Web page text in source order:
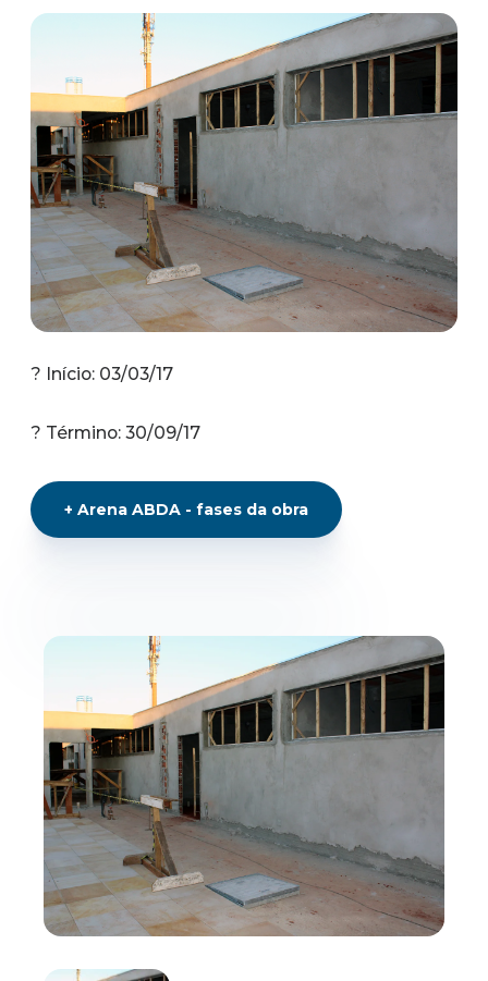
? Início: 03/03/17
? Término: 30/09/17
+Arena ABDA - fases da obra